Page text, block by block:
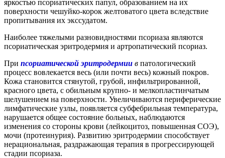
яркостью псориатических папул, образованием на их
поверхности чешуйко-корок желтоватого цвета вследствие
пропитывания их экссудатом.
Наиболее тяжелыми разновидностями псориаза являются
псориатическая эритродермия и артропатический псориаз.
При псориатической эритродермии в патологический
процесс вовлекается весь (или почти весь) кожный покров.
Кожа становится стянутой, грубой, инфильтрированной,
красного цвета, с обильным крупно- и мелкопластинчатым
шелушением на поверхности. Увеличиваются периферические
лимфатические узлы, появляется субфебрильная температура,
нарушается общее состояние больных, наблюдаются
изменения со стороны крови (лейкоцитоз, повышенная СОЭ),
мочи (протеинурия). Развитию эритродермии способствует
нерациональная, раздражающая терапия в прогрессирующей
стадии псориаза.